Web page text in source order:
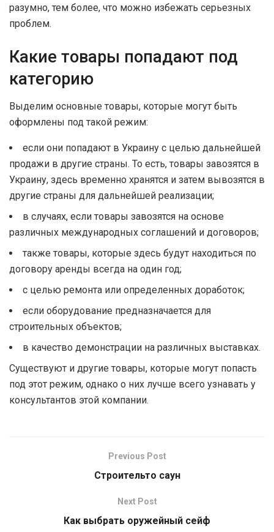
разумно, тем более, что можно избежать серьезных
проблем.
Какие товары попадают под
категорию
Выделим основные товары, которые могут быть
оформлены под такой режим:
если они попадают в Украину с целью дальнейшей
продажи в другие страны. То есть, товары завозятся в
Украину, здесь временно хранятся и затем вывозятся в
другие страны для дальнейшей реализации;
в случаях, если товары завозятся на основе
различных международных соглашений и договоров;
также товары, которые здесь будут находиться по
договору аренды всегда на один год;
с целью ремонта или определенных доработок;
если оборудование предназначается для
строительных объектов;
в качество демонстрации на различных выставках.
Существуют и другие товары, которые могут попасть
под этот режим, однако о них лучше всего узнавать у
консультантов этой компании.
Previous Post
Строительто саун
Next Post
Как выбрать оружейный сейф